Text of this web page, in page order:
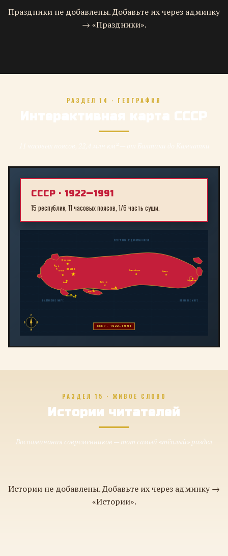
Праздники не добавлены. Добавьте их через админку
→ «Праздники».
РАЗДЕЛ 14 · ГЕОГРАФИЯ
Интерактивная карта СССР
СССР · 1922—1991
15 республик, 11 часовых поясов, 1/6 часть суши.
МОСКВА
Ленинград
Киев
Минск
Ташкент
Алма-Ата
Байконур
Новосибирск Иркутск
Владивосток
ТбилисиБаку
Рига
С
Ю
З
В
СССР · 1922—1991
БАЛТИЙСКОЕ МОРЕ
СЕВЕРНЫЙ ЛЕДОВИТЫЙ ОКЕАН
ЯПОНСКОЕ МОРЕ
РАЗДЕЛ 15 · ЖИВОЕ СЛОВО
Истории читателей
Воспоминания современников — тот самый «тёплый» раздел
Истории не добавлены. Добавьте их через админку →
«Истории».